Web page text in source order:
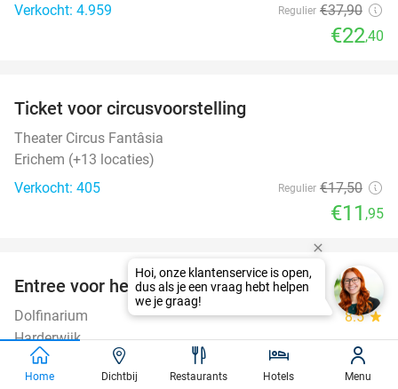
Verkocht: 4.959
Regulier €37,90
€22,40
Ticket voor circusvoorstelling
Theater Circus Fantâsia
Erichem (+13 locaties)
Verkocht: 405
Regulier €17,50
€11 ,95
36%
Entree voor het Dolfinarium
Dolfinarium 8.5star
Harderwijk
Verkocht: 20.906
€29
Home Dichtbij Restaurants Hotels Menu